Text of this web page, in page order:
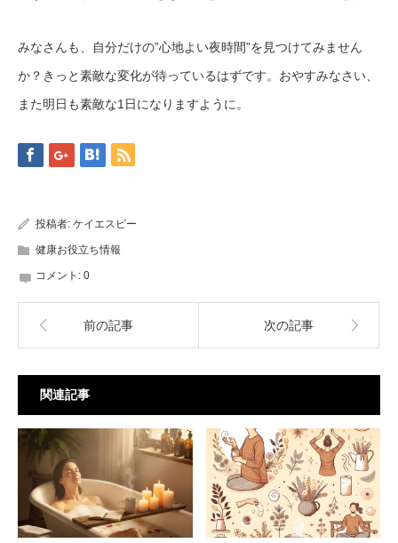
みなさんも、自分だけの”心地よい夜時間”を見つけてみません
か？きっと素敵な変化が待っているはずです。おやすみなさい、
また明日も素敵な1日になりますように。
投稿者: ケイエスビー
健康お役立ち情報
コメント: 0
前の記事 次の記事
関連記事